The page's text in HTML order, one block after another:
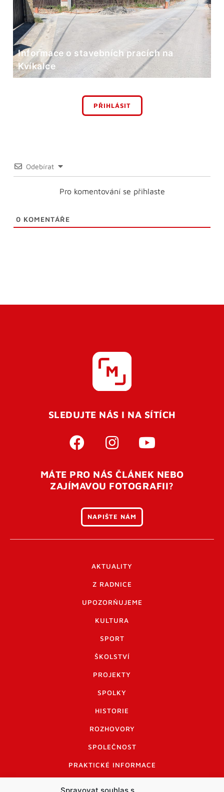
Informace o stavebních pracích na
Kvíkalce
PŘIHLÁSIT
Odebírat
Pro komentování se přihlaste
0 KOMENTÁŘE
SLEDUJTE NÁS I NA SÍTÍCH
MÁTE PRO NÁS ČLÁNEK NEBO
ZAJÍMAVOU FOTOGRAFII?
NAPIŠTE NÁM
AKTUALITY
Z RADNICE
UPOZORŇUJEME
KULTURA
SPORT
ŠKOLSTVÍ
PROJEKTY
SPOLKY
HISTORIE
ROZHOVORY
SPOLEČNOST
PRAKTICKÉ INFORMACE